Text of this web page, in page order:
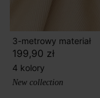
3-metrowy materiał
199,90 zł
4 kolory
New collection